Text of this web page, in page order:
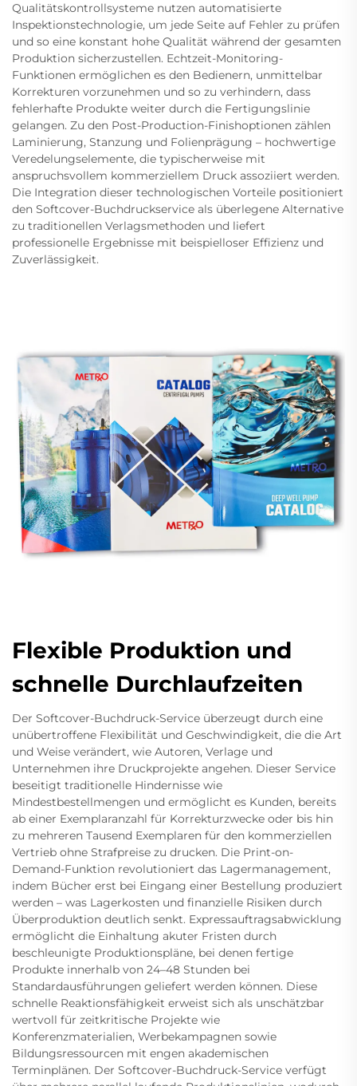
Qualitätskontrollsysteme nutzen automatisierte
Inspektionstechnologie, um jede Seite auf Fehler zu prüfen
und so eine konstant hohe Qualität während der gesamten
Produktion sicherzustellen. Echtzeit-Monitoring-
Funktionen ermöglichen es den Bedienern, unmittelbar
Korrekturen vorzunehmen und so zu verhindern, dass
fehlerhafte Produkte weiter durch die Fertigungslinie
gelangen. Zu den Post-Production-Finishoptionen zählen
Laminierung, Stanzung und Folienprägung – hochwertige
Veredelungselemente, die typischerweise mit
anspruchsvollem kommerziellem Druck assoziiert werden.
Die Integration dieser technologischen Vorteile positioniert
den Softcover-Buchdruckservice als überlegene Alternative
zu traditionellen Verlagsmethoden und liefert
professionelle Ergebnisse mit beispielloser Effizienz und
Zuverlässigkeit.
Flexible Produktion und
schnelle Durchlaufzeiten
Der Softcover-Buchdruck-Service überzeugt durch eine
unübertroffene Flexibilität und Geschwindigkeit, die die Art
und Weise verändert, wie Autoren, Verlage und
Unternehmen ihre Druckprojekte angehen. Dieser Service
beseitigt traditionelle Hindernisse wie
Mindestbestellmengen und ermöglicht es Kunden, bereits
ab einer Exemplaranzahl für Korrekturzwecke oder bis hin
zu mehreren Tausend Exemplaren für den kommerziellen
Vertrieb ohne Strafpreise zu drucken. Die Print-on-
Demand-Funktion revolutioniert das Lagermanagement,
indem Bücher erst bei Eingang einer Bestellung produziert
werden – was Lagerkosten und finanzielle Risiken durch
Überproduktion deutlich senkt. Expressauftragsabwicklung
ermöglicht die Einhaltung akuter Fristen durch
beschleunigte Produktionspläne, bei denen fertige
Produkte innerhalb von 24–48 Stunden bei
Standardausführungen geliefert werden können. Diese
schnelle Reaktionsfähigkeit erweist sich als unschätzbar
wertvoll für zeitkritische Projekte wie
Konferenzmaterialien, Werbekampagnen sowie
Bildungsressourcen mit engen akademischen
Terminplänen. Der Softcover-Buchdruck-Service verfügt